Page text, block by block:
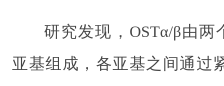
研究发现，OSTα/β由两
亚基组成，各亚基之间通过